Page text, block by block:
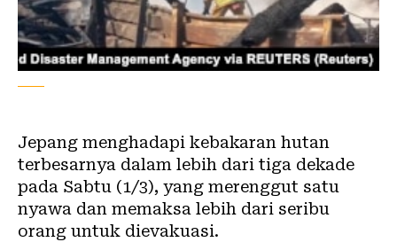
Jepang menghadapi kebakaran hutan
terbesarnya dalam lebih dari tiga dekade
pada Sabtu (1/3), yang merenggut satu
nyawa dan memaksa lebih dari seribu
orang untuk dievakuasi.